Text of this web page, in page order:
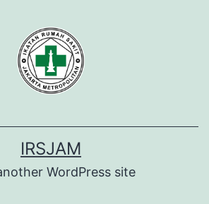
IRSJAM
WordPress site